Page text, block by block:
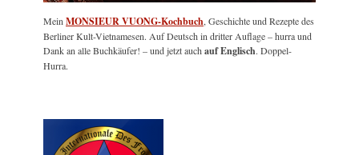
MeinMONSIEUR VUONG-Kochbuch, Geschichte und Rezepte des
Berliner Kult-Vietnamesen. Auf Deutsch in dritter Auflage – hurra und
Dank an alle Buchkäufer! – und jetzt auchauf Englisch. Doppel-
Hurra.